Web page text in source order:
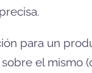
para un
el mismo